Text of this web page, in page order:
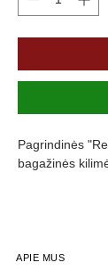
Pagrindinės
bagažinės
Pagamintas
Turi
APIE MUS